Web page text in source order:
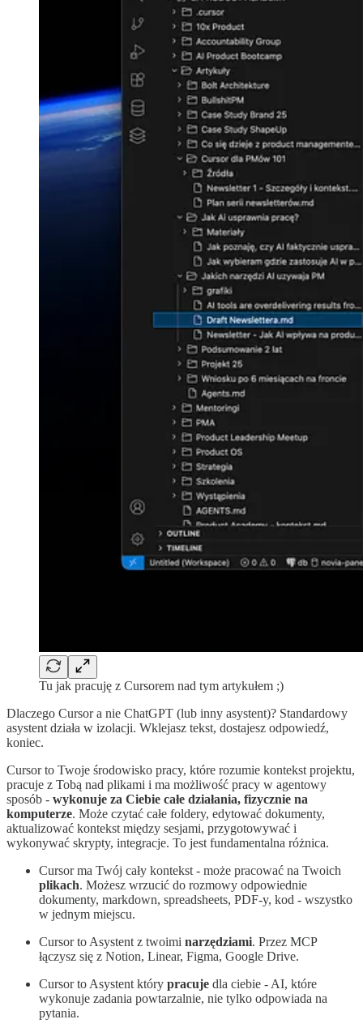
Tu jak pracuję z Cursorem nad tym artykułem ;)
Dlaczego Cursor a nie ChatGPT (lub inny asystent)? Standardowy
asystent działa w izolacji. Wklejasz tekst, dostajesz odpowiedź,
koniec.
Cursor to Twoje środowisko pracy, które rozumie kontekst projektu,
pracuje z Tobą nad plikami i ma możliwość pracy w agentowy
sposób - wykonuje za Ciebie całe działania, fizycznie na
komputerze. Może czytać całe foldery, edytować dokumenty,
aktualizować kontekst między sesjami, przygotowywać i
wykonywać skrypty, integracje. To jest fundamentalna różnica.
Cursor ma Twój cały kontekst - może pracować na Twoich
plikach. Możesz wrzucić do rozmowy odpowiednie
dokumenty, markdown, spreadsheets, PDF-y, kod - wszystko
w jednym miejscu.
Cursor to Asystent z twoimi narzędziami. Przez MCP
łączysz się z Notion, Linear, Figma, Google Drive.
Cursor to Asystent który pracuje dla ciebie - AI, które
wykonuje zadania powtarzalnie, nie tylko odpowiada na
pytania.